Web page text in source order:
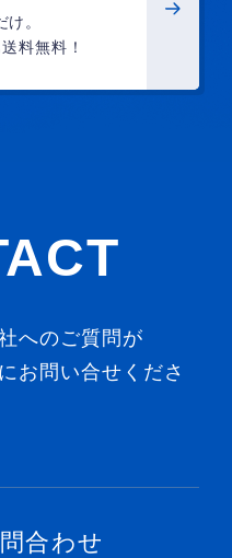
。
料無料！
へのご質問が
お問い合せくださ
合わせ